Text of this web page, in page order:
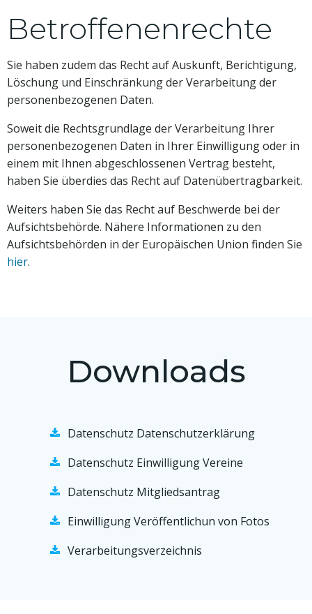
Betroffenenrechte
Sie haben zudem das Recht auf Auskunft, Berichtigung,
Löschung und Einschränkung der Verarbeitung der
personenbezogenen Daten.
Soweit die Rechtsgrundlage der Verarbeitung Ihrer
personenbezogenen Daten in Ihrer Einwilligung oder in
einem mit Ihnen abgeschlossenen Vertrag besteht,
haben Sie überdies das Recht auf Datenübertragbarkeit.
Weiters haben Sie das Recht auf Beschwerde bei der
Aufsichtsbehörde. Nähere Informationen zu den
Aufsichtsbehörden in der Europäischen Union finden Sie
hier.
Downloads
Datenschutz Datenschutzerklärung
Datenschutz Einwilligung Vereine
Datenschutz Mitgliedsantrag
Einwilligung Veröffentlichun von Fotos
Verarbeitungsverzeichnis